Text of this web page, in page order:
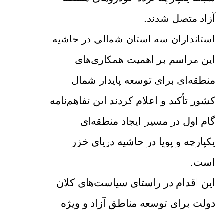
آزاد متصل شدند.
استانداران سه استان شمالی در حاشیه
این مراسم بر اهمیت همکاری‌های
منطقه‌ای برای توسعه پایدار شمال
کشور تأکید و اعلام کردند این تفاهم‌نامه
گام اول در مسیر ایجاد منطقه‌ای
یکپارچه و پویا در حاشیه دریای خزر
است.
این اقدام در راستای سیاست‌های کلان
دولت برای توسعه مناطق آزاد و ویژه